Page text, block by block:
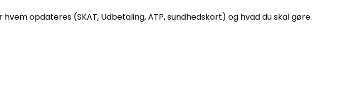
opdateres (SKAT, Udbetaling, ATP, sundhedskort) og hvad du skal gøre.